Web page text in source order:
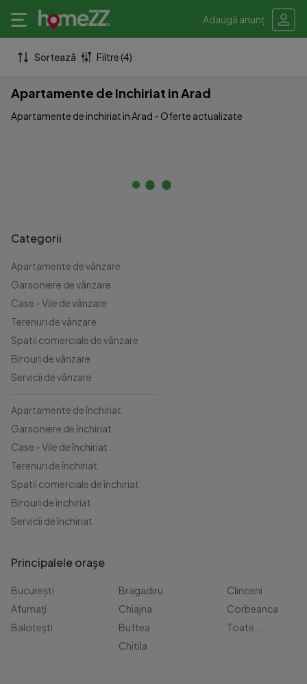
Adaugă anunț
Sortează Filtre (4)
Apartamente de Inchiriat in Arad
Apartamente de inchiriat in Arad - Oferte actualizate
Categorii
Apartamente de vânzare
Garsoniere de vânzare
Case - Vile de vânzare
Terenuri de vânzare
Spatii comerciale de vânzare
Birouri de vânzare
Servicii de vânzare
Apartamente de închiriat
Garsoniere de închiriat
Case - Vile de închiriat
Terenuri de închiriat
Spatii comerciale de închiriat
Birouri de închiriat
Servicii de închiriat
Principalele orașe
București
Afumați
Balotești
Bragadiru
Chiajna
Buftea
Chitila
Clinceni
Corbeanca
Toate...